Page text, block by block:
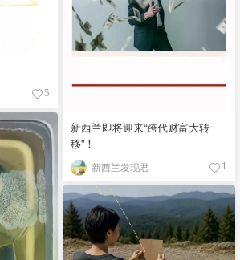
5
新西兰即将迎来“跨代财富大转
移”！
新西兰发现君 1